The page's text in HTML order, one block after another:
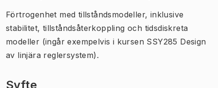
Förtrogenhet med tillståndsmodeller, inklusive
stabilitet, tillståndsåterkoppling och tidsdiskreta
modeller (ingår exempelvis i kursen SSY285 Design
av linjära reglersystem).
Syfte